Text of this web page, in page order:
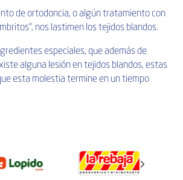
de ortodoncia, o algún tratamiento con
nos lastimen los tejidos blandos.
especiales, que además de
alguna lesión en tejidos blandos, estas
esta molestia termine en un tiempo
Next